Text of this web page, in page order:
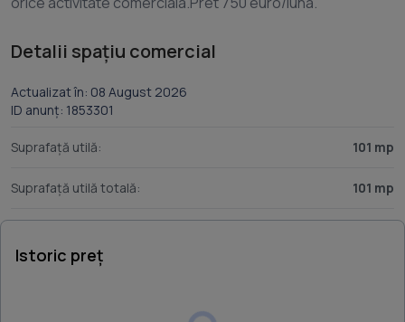
Detalii spațiu comercial
Actualizat în: 08 August 2026
ID anunț: 1853301
Suprafață utilă: 101 mp
Suprafață utilă totală: 101 mp
Istoric preț